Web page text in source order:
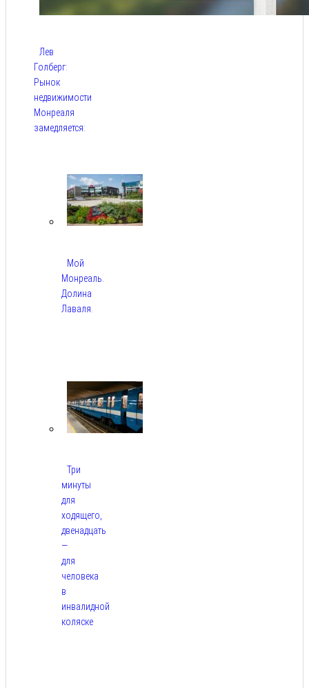
Лев
Голберг:
Рынок
недвижимости
Монреаля
замедляется:
Мой
Монреаль.
Долина
Лаваля.
Три
минуты
для
ходящего,
двенадцать
—
для
человека
в
инвалидной
коляске